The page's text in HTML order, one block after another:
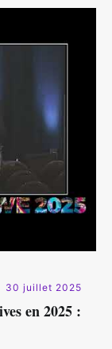
30 juillet 2025
en 2025 :